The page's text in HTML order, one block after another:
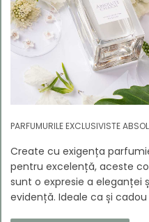
PARFUMURILE EXCLUSIVISTE
Create cu exigența
pentru excelență, aceste
sunt o expresie a eleganței
evidență. Ideale ca și